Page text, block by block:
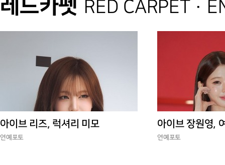
레드카펫 RED CARPET ·
아이브 리즈, 럭셔리 미모
연예포토
아이브 장원영,
연예포토